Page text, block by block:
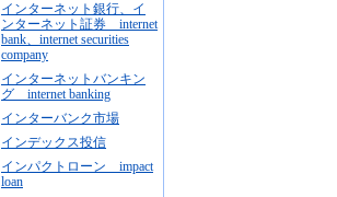
インターネット銀行、イ
ンターネット証券 internet
bank、internet securities
company
インターネットバンキン
グ internet banking
インターバンク市場
インデックス投信
インパクトローン impact
loan